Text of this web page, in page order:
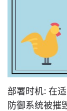
部署时机: 在
防御系统被摧